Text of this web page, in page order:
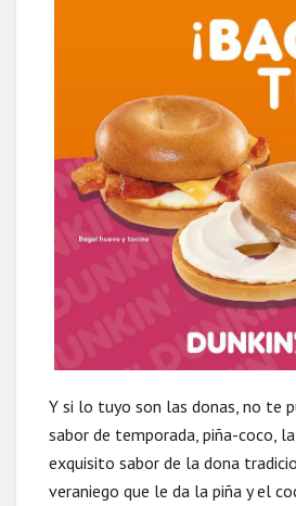
Y si lo tuyo son las donas, no te
sabor de temporada, piña-coco,
exquisito sabor de la dona
veraniego que le da la piña y el